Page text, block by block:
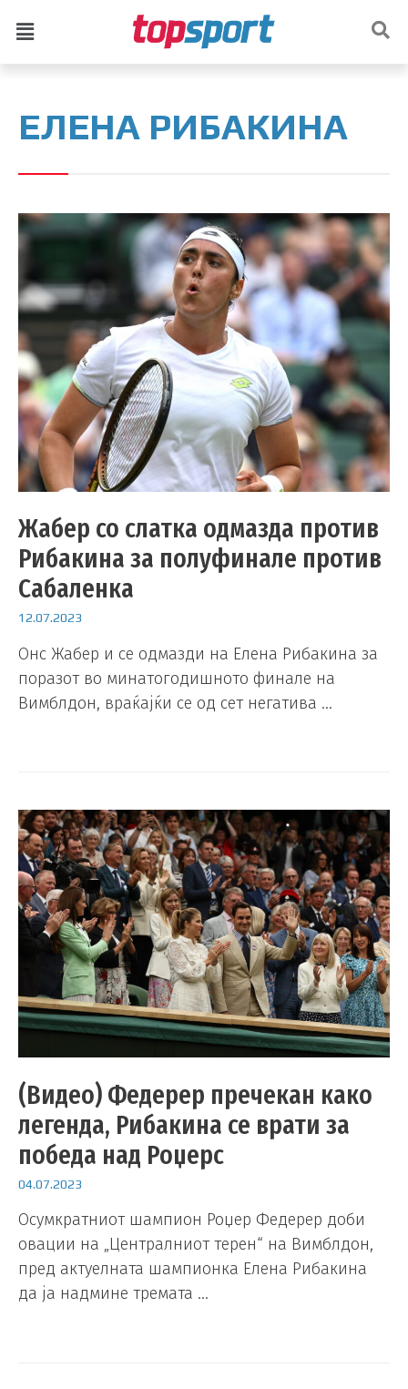
ЕЛЕНА РИБАКИНА
Жабер со слатка одмазда против
Рибакина за полуфинале против
Сабаленка
12.07.2023
Онс Жабер и се одмазди на Елена Рибакина за
поразот во минатогодишното финале на
Вимблдон, враќајќи се од сет негатива …
(Видео) Федерер пречекан како
легенда, Рибакина се врати за
победа над Роџерс
04.07.2023
Осумкратниот шампион Роџер Федерер доби
овации на „Централниот терен“ на Вимблдон,
пред актуелната шампионка Елена Рибакина
да ја надмине тремата …